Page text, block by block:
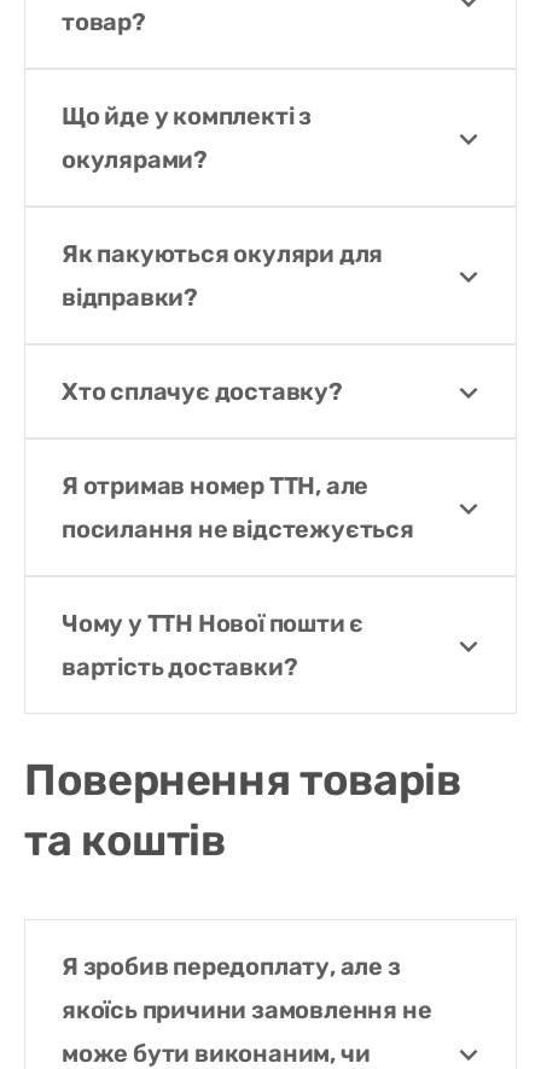
товар?
Що йде у комплекті з
окулярами?
Як пакуються окуляри для
відправки?
Хто сплачує доставку?
Я отримав номер ТТН, але
посилання не відстежується
Чому у ТТН Нової пошти є
вартість доставки?
Повернення товарів
та коштів
Я зробив передоплату, але з
якоїсь причини замовлення не
може бути виконаним, чи